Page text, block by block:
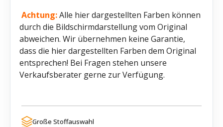
Achtung:Alle hier dargestellten Farben können
durch die Bildschirmdarstellung vom Original
abweichen. Wir übernehmen keine Garantie,
dass die hier dargestellten Farben dem Original
entsprechen! Bei Fragen stehen unsere
Verkaufsberater gerne zur Verfügung.
Große Stoffauswahl